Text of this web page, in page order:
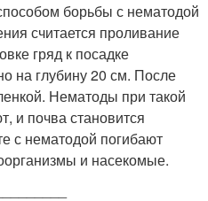
борьбы с нематодой
считается проливание
гряд к посадке
на глубину 20 см. После
Нематоды при такой
и почва становится
с нематодой погибают
и насекомые.